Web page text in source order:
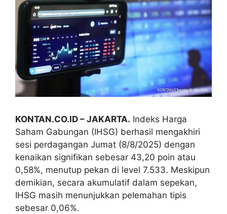
KONTAN.CO.ID – JAKARTA. Indeks Harga
Saham Gabungan (IHSG) berhasil mengakhiri
sesi perdagangan Jumat (8/8/2025) dengan
kenaikan signifikan sebesar 43,20 poin atau
0,58%, menutup pekan di level 7.533. Meskipun
demikian, secara akumulatif dalam sepekan,
IHSG masih menunjukkan pelemahan tipis
sebesar 0,06%.